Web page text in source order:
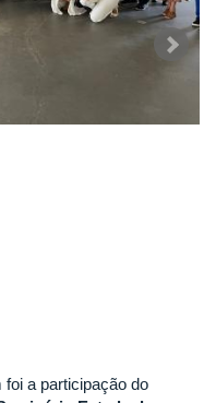
a participação do